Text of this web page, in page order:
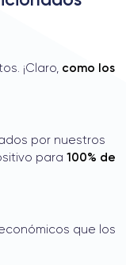
¡Claro, como los
por nuestros
para 100% de
que los